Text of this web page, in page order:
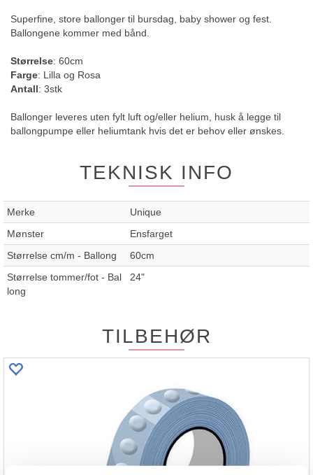
Superfine, store ballonger til bursdag, baby shower og fest.
Ballongene kommer med bånd.
Størrelse: 60cm
Farge: Lilla og Rosa
Antall: 3stk
Ballonger leveres uten fylt luft og/eller helium, husk å legge til
ballongpumpe eller heliumtank hvis det er behov eller ønskes.
TEKNISK INFO
Merke
Unique
Mønster
Ensfarget
Størrelse cm/m - Ballong
60cm
Størrelse tommer/fot - Bal
long
24"
TILBEHØR